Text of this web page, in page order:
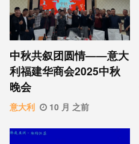
中秋共叙团圆情——意大
利福建华商会2025中秋
晚会
意大利 10 月 之前